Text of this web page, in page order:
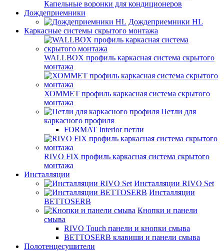
Капельные воронки для кондиционеров
Дождеприемники
Дождеприемники HL
Каркасные системы скрытого монтажа
WALLBOX профиль каркасная система скрытого
монтажа
ХОММЕТ профиль каркасная система скрытого
монтажа
Петли для
каркасного профиля
FORMAT Interior петли
RIVO FIX профиль каркасная система скрытого
монтажа
Инсталляции
Инсталляции RIVO Set
Инсталляции
BETTOSERB
Кнопки и панели
смыва
RIVO Touch панели и кнопки смыва
BETTOSERB клавиши и панели смыва
Полотенцесушители